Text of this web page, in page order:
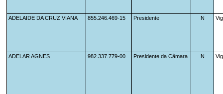
ADELAIDE DA CRUZ VIANA 855.246.469-15 Presidente N
ADELAR AGNES 982.337.779-00 Presidente da Câmara N